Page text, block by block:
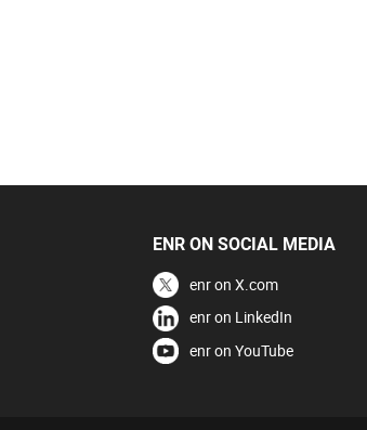
ENR ON SOCIAL MEDIA
enr on X.com
enr on LinkedIn
enr on YouTube